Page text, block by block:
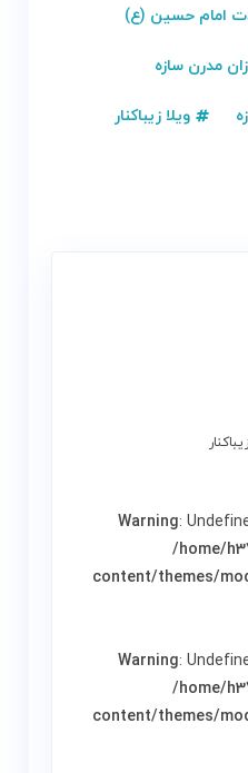
امام حسین (ع)
مدرن سازه
ویلا زیباکنار
Warning:
/home/
content/themes/
Warning:
/home/
content/themes/